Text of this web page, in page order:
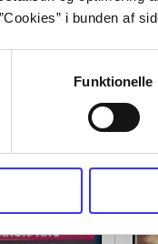
i bunden af
Funktionelle